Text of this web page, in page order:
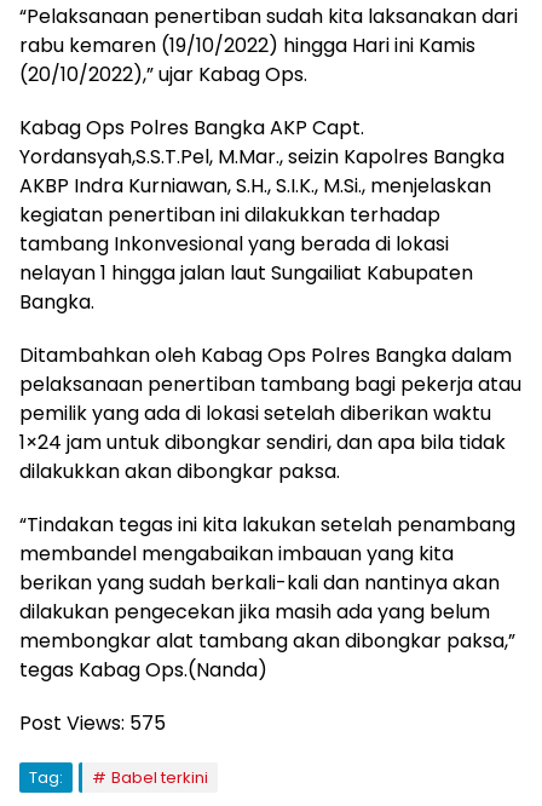
“Pelaksanaan penertiban sudah kita laksanakan dari
rabu kemaren (19/10/2022) hingga Hari ini Kamis
(20/10/2022),” ujar Kabag Ops.
Kabag Ops Polres Bangka AKP Capt.
Yordansyah,S.S.T.Pel, M.Mar., seizin Kapolres Bangka
AKBP Indra Kurniawan, S.H., S.I.K., M.Si., menjelaskan
kegiatan penertiban ini dilakukkan terhadap
tambang Inkonvesional yang berada di lokasi
nelayan 1 hingga jalan laut Sungailiat Kabupaten
Bangka.
Ditambahkan oleh Kabag Ops Polres Bangka dalam
pelaksanaan penertiban tambang bagi pekerja atau
pemilik yang ada di lokasi setelah diberikan waktu
1×24 jam untuk dibongkar sendiri, dan apa bila tidak
dilakukkan akan dibongkar paksa.
“Tindakan tegas ini kita lakukan setelah penambang
membandel mengabaikan imbauan yang kita
berikan yang sudah berkali-kali dan nantinya akan
dilakukan pengecekan jika masih ada yang belum
membongkar alat tambang akan dibongkar paksa,”
tegas Kabag Ops.(Nanda)
Post Views: 575
Tag: Babel terkini